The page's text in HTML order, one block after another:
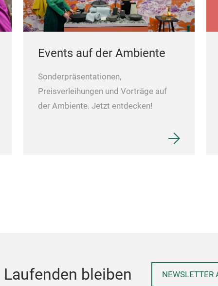
Events auf der Ambiente
Sonderpräsentationen,
Preisverleihungen und Vorträge auf
der Ambiente. Jetzt entdecken!
bleiben NEWSLETTER